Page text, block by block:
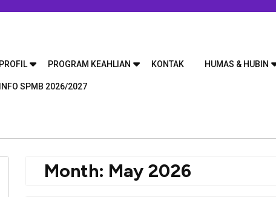
PROFIL PROGRAM KEAHLIAN KONTAK HUMAS & HUBIN
INFO SPMB 2026/2027
Month: May 2026